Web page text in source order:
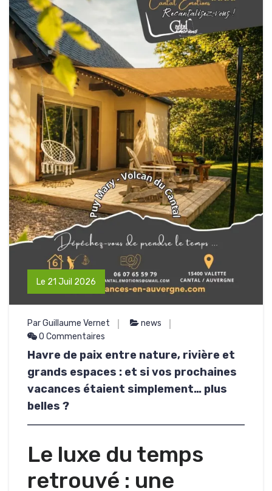
Le 21 Juil 2026
Par Guillaume Vernet
news
0 Commentaires
Havre de paix entre nature, rivière et
grands espaces : et si vos prochaines
vacances étaient simplement… plus
belles ?
Le luxe du temps
retrouvé : une